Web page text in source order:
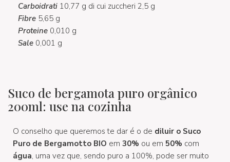
Carboidrati 10,77 g di cui zuccheri 2,5 g
Fibre 5,65 g
Proteine 0,010 g
Sale 0,001 g
Suco de bergamota puro orgânico
200ml: use na cozinha
O conselho que queremos te dar é o de diluir o Suco
Puro de Bergamotto BIO em 30% ou em 50% com
água, uma vez que, sendo puro a 100%, pode ser muito